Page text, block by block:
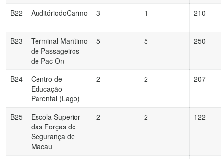
B22 AuditóriodoCarmo 3 1 210
B23
Terminal Marítimo
de Passageiros
de Pac On
5 5 250
B24
Centro de
Educação
Parental (Lago)
2 2 207
B25
Escola Superior
das Forças de
Segurança de
Macau
2 2 122